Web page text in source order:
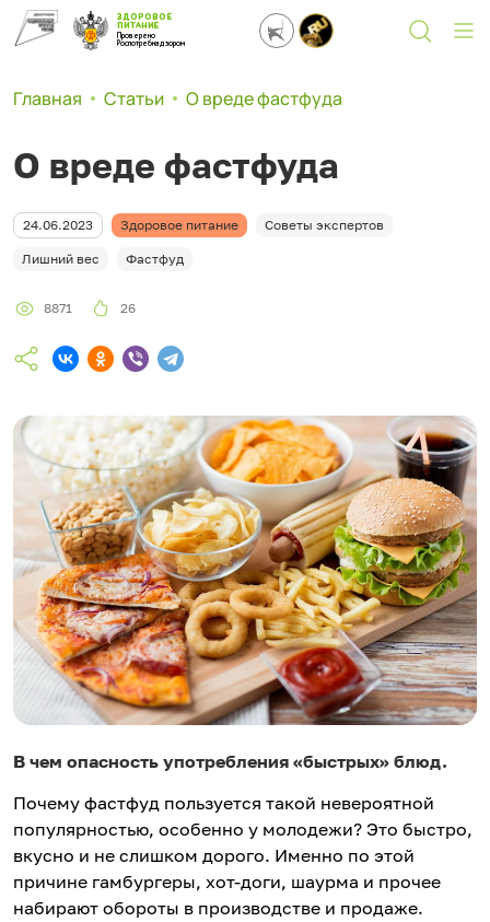
ЗДОРОВОЕ
ПИТАНИЕ
Проверено
Роспотребнадзором
Главная Статьи О вреде фастфуда
О вреде фастфуда
24.06.2023 Здоровое питание Советы экспертов
Лишний вес Фастфуд
8871 26
В чем опасность употребления «быстрых» блюд.
Почему фастфуд пользуется такой невероятной
популярностью, особенно у молодежи? Это быстро,
вкусно и не слишком дорого. Именно по этой
причине гамбургеры, хот-доги, шаурма и прочее
набирают обороты в производстве и продаже.